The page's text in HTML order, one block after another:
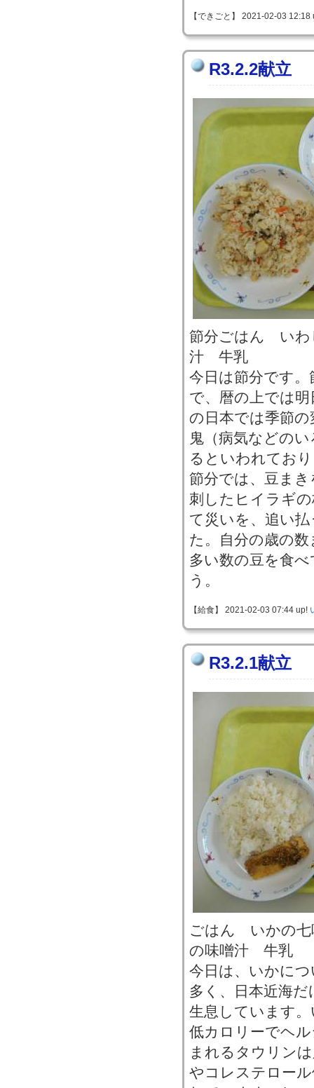
【できごと】 2021-02-03
R3.2.2献立
節分ごはん い
汁 牛乳
今日は節分です
で、暦の上では
の日本では季節
鬼（病気などの
るといわれてお
節分では、豆ま
刺したヒイラギ
て災いを、追い
た。自分の歳の
多い数の豆を食
う。
【給食】 2021-02-03 07:44 up!
R3.2.1献立
ごはん いかの
の味噌汁 牛乳
今日は、いかに
多く、日本近海
生息しています
低カロリーでヘ
まれるタウリン
やコレステロー